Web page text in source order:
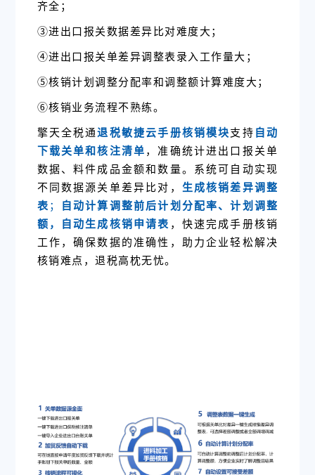
齐全；
③进出口报关数据差异比对难度大；
④进出口报关单差异调整表录入工作量大；
⑤核销计划调整分配率和调整额计算难度大；
⑥核销业务流程不熟练。
擎天全税通退税敏捷云手册核销模块支持 自动
下载关单和核注清单 ，准确统计进出口报关单
数据、料件成品金额和数量。系统可自动实现
不同数据源关单差异比对， 生成核销差异调整
表 ； 自动计算调整前后计划分配率、计划调整
额，自动生成核销申请表 ，快速完成手册核销
工作，确保数据的准确性，助力企业轻松解决
核销难点，退税高枕无忧。